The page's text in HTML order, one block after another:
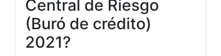
Central de Riesgo
(Buró de crédito)
2021?